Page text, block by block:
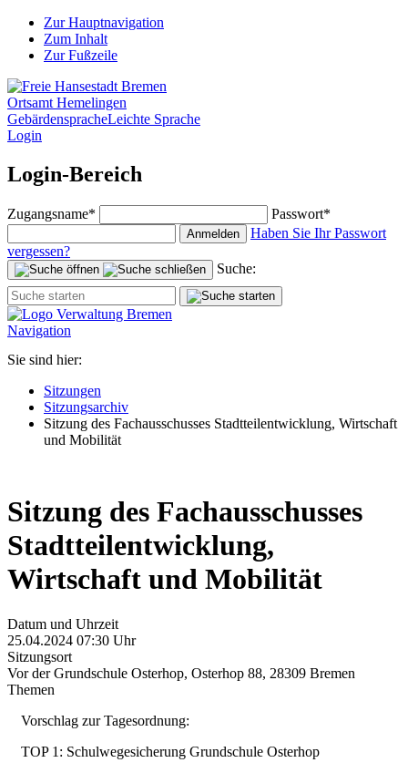
Zur Hauptnavigation
Zum Inhalt
Zur Fußzeile
Ortsamt Hemelingen
GebärdenspracheLeichte Sprache
Login
Login-Bereich
Zugangsname* Passwort*
Anmelden
Haben Sie Ihr Passwort
vergessen?
Suche:
Navigation
Sie sind hier:
Sitzungen
Sitzungsarchiv
Sitzung des Fachausschusses Stadtteilentwicklung, Wirtschaft
und Mobilität
Sitzung des Fachausschusses
Stadtteilentwicklung,
Wirtschaft und Mobilität
Datum und Uhrzeit
25.04.2024 07:30 Uhr
Sitzungsort
Vor der Grundschule Osterhop, Osterhop 88, 28309 Bremen
Themen
Vorschlag zur Tagesordnung:
TOP 1: Schulwegesicherung Grundschule Osterhop